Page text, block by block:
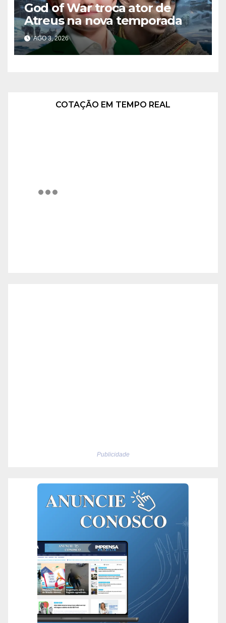
God of War troca ator de
Atreus na nova temporada
AGO 3, 2026
COTAÇÃO EM TEMPO REAL
Publicidade